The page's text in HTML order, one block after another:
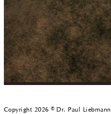
Copyright 2026 © Dr. Paul Liebmann